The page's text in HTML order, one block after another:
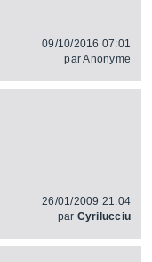
09/10/2016 07:01
parAnonyme
26/01/2009 21:04
par Cyrilucciu